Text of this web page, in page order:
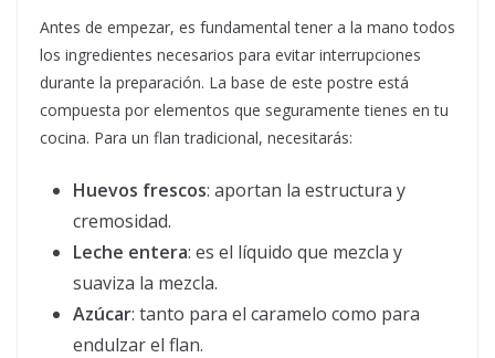
Antes de empezar, es fundamental tener a la mano todos
los ingredientes necesarios para evitar interrupciones
durante la preparación. La base de este postre está
compuesta por elementos que seguramente tienes en tu
cocina. Para un flan tradicional, necesitarás:
Huevos frescos: aportan la estructura y
cremosidad.
Leche entera: es el líquido que mezcla y
suaviza la mezcla.
Azúcar: tanto para el caramelo como para
endulzar el flan.